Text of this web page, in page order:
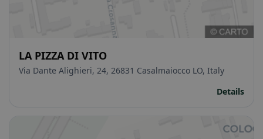
LA PIZZA DI VITO
Via Dante Alighieri, 24, 26831 Casalmaiocco LO, Italy
Details